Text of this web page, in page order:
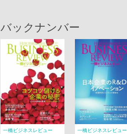
バックナンバー
一橋ビジネスレビュー
一橋ビジネスレビュー